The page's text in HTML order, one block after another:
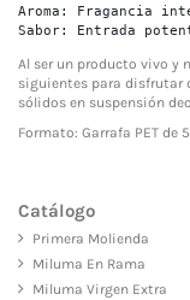
Aroma: Fragancia
Sabor: Entrada
Al ser un producto vivo y
siguientes para disfrutar
sólidos en suspensión
Formato: Garrafa PET
Catálogo
Primera Molienda
Miluma En Rama
Miluma Virgen Extra